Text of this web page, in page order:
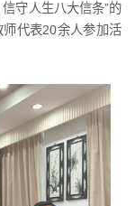
守人生八大信条”的
代表20余人参加活